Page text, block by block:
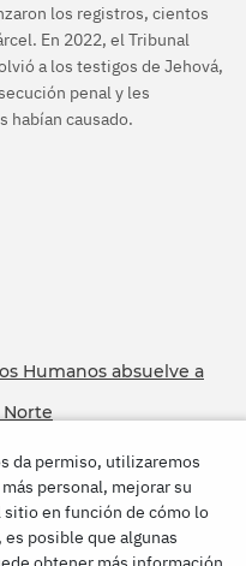
los registros, cientos
En 2022, el Tribunal
a los testigos de Jehová,
penal y les
habían causado.
Humanos absuelve a
Norte
da permiso, utilizaremos
personal, mejorar su
en función de cómo lo
posible que algunas